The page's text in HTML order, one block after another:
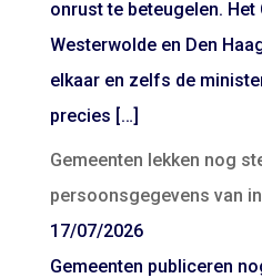
onrust te beteugelen. Het
Westerwolde en Den
elkaar en zelfs de
precies […]
Gemeenten lekken nog
persoonsgegevens van
17/07/2026
Gemeenten publiceren